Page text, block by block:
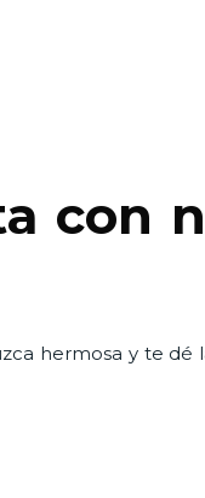
con
hermosa y te dé